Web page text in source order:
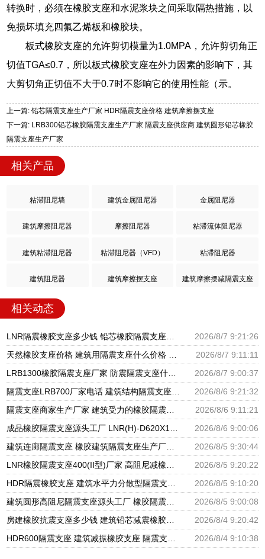
转换时，必须在橡胶支座和水泥浆块之间采取隔热措施，以
免损坏填充四氟乙烯板和橡胶块。
板式橡胶支座的允许剪切模量为1.0MPA，允许剪切角正
切值TGA≤0.7，所以板式橡胶支座在外力因素的影响下，其
大剪切角正切值不大于0.7时不影响它的使用性能（示。
上一篇: 铅芯隔震支座生产厂家 HDR隔震支座价格 建筑摩擦摆支座
下一篇: LRB300铅芯橡胶隔震支座生产厂家 隔震支座供应商 建筑圆形铅芯橡胶
隔震支座生产厂家
相关产品
粘滞阻尼墙 建筑金属阻尼器 金属阻尼器
建筑摩擦阻尼器 摩擦阻尼器 粘滞流体阻尼器
建筑粘滞阻尼器 粘滞阻尼器（VFD） 粘滞阻尼器
建筑阻尼器 建筑摩擦摆支座 建筑摩擦摆减隔震支座
相关动态
LNR隔震橡胶支座多少钱 铅芯橡胶隔震支座报价 高阻尼橡胶隔震支座生产厂家
2026/8/7 9:21:26
天然橡胶支座价格 建筑用隔震支座什么价格 橡胶楼梯支座价格
2026/8/7 9:11:11
LRB1300橡胶隔震支座厂家 防震隔震支座什么价格 LRB700铅芯橡胶隔震支座什么价格
2026/8/7 9:00:37
隔震支座LRB700厂家电话 建筑结构隔震支座厂家电话 LNR900隔震橡胶支座生产加工
2026/8/6 9:21:32
隔震支座商家生产厂家 建筑受力的橡胶隔震支座厂家 LNR隔震支座500厂家
2026/8/6 9:11:21
成品橡胶隔震支座源头工厂 LNR(H)-D620X179隔震支座源头工厂 水平分散型隔震支座生产厂家
2026/8/6 9:00:06
建筑连廊隔震支座 橡胶建筑隔震支座生产厂家 建筑铅芯隔振支座厂家
2026/8/5 9:30:44
LNR橡胶隔震支座400(II型)厂家 高阻尼减橡胶隔震支座厂家 建筑橡胶建筑隔震支座厂家
2026/8/5 9:20:22
HDR隔震橡胶支座 建筑水平力分散型隔震支座生产厂家 圆形高阻尼隔震支座的源头工厂
2026/8/5 9:10:20
建筑圆形高阻尼隔震支座源头工厂 橡胶隔震支座定制厂家 建筑橡胶隔震支座LRB500源头工厂
2026/8/5 9:00:08
房建橡胶抗震支座多少钱 建筑铅芯减震橡胶隔震支座厂家 LNR500橡胶支座厂家电话
2026/8/4 9:20:42
HDR600隔震支座 建筑减振橡胶支座 隔震支座厂家批发
2026/8/4 9:10:38